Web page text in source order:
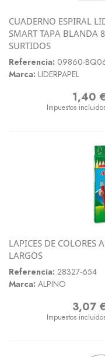
CUADERNO ESPIRAL
SMART TAPA BLANDA
SURTIDOS
Referencia: 09860-
Marca: LIDERPAPEL
1,40 €
Impuestos
LAPICES DE COLORES
LARGOS
Referencia: 28327-654
Marca: ALPINO
3,07 €
Impuestos